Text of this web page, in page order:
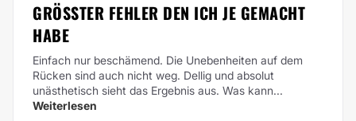
GRÖSSTER FEHLER DEN ICH JE GEMACHT H
ABE
Einfach nur beschämend. Die Unebenheiten auf dem
Rücken sind auch nicht weg. Dellig und absolut
unästhetisch sieht das Ergebnis aus. Was kann...
Weiterlesen